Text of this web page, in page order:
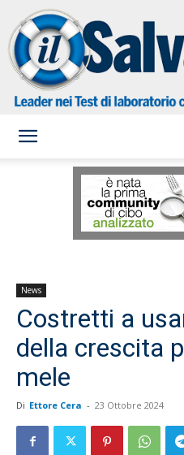
News
Costretti a
della crescita
mele
Di Ettore Cera - 23 Ottobre 2024